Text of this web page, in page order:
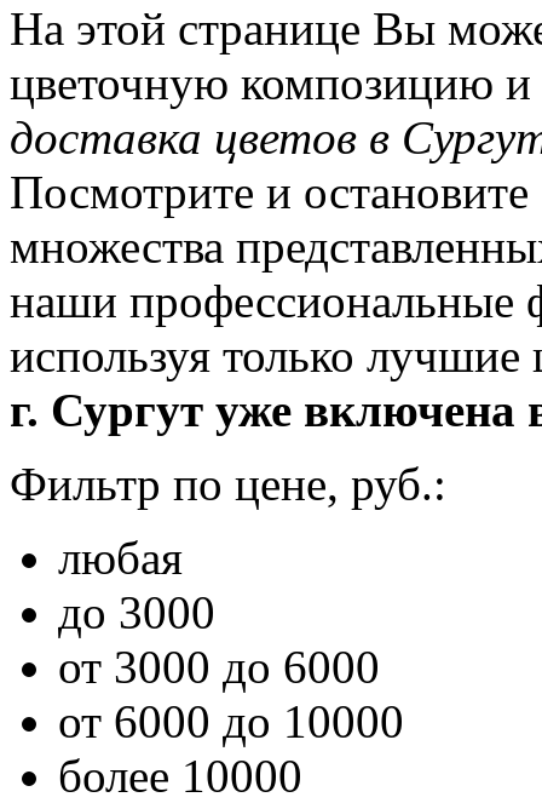
На этой странице Вы
цветочную композицию и
доставка цветов в
Посмотрите и
множества
наши профессиональные
используя только
г. Сургут уже включена
Фильтр по цене, руб.:
любая
до 3000
от 3000 до 6000
от 6000 до 10000
более 10000